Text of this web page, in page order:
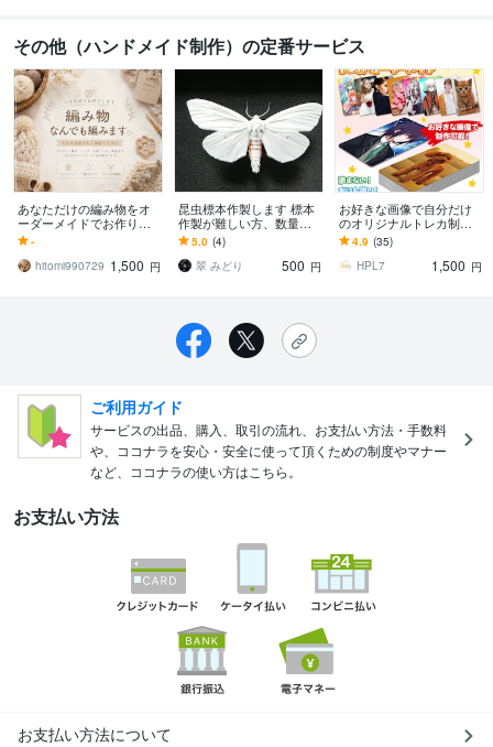
その他（ハンドメイド制作）の定番サービス
あなただけの編み物をオ
ーダーメイドでお作りし
ます 小物からウェアまで
対応します写真から作品
をお作りします
-
hitomi990729 1,500 円
昆虫標本作製します 標本
作製が難しい方、数量が
多く自分一人で処理しき
れない方向け
5.0 (4)
翠 みどり
500 円
お好きな画像で自分だけ
のオリジナルトレカ制作
します 名刺、会員証とし
ても制作OK! 推しの画像
での制作も可能！
4.9 (35)
HPL7
1,500 円
ご利用ガイド
サービスの出品、購入、取引の流れ、お支払い方法・手数料
や、ココナラを安心・安全に使って頂くための制度やマナー
など、ココナラの使い方はこちら。
お支払い方法
お支払い方法について